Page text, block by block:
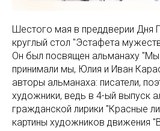
Шестого мая в преддверии
круглый стол "Эстафета
Он был посвящен альманаху
принимали мы, Юлия и Иван
авторы альманаха: писатели,
художники, ведь в 4-ый выпуск
гражданской лирики "Красные
картины художников движения